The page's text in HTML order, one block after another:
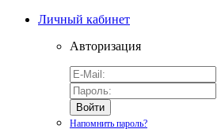
Личный кабинет
Авторизация
Напомнить пароль?